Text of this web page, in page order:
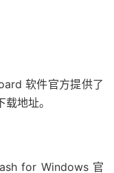
软件官方提供了
地址。
for Windows 官